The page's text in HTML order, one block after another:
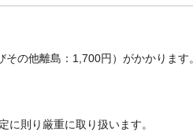
の他離島：1,700円）がかかりま
則り厳重に取り扱います。